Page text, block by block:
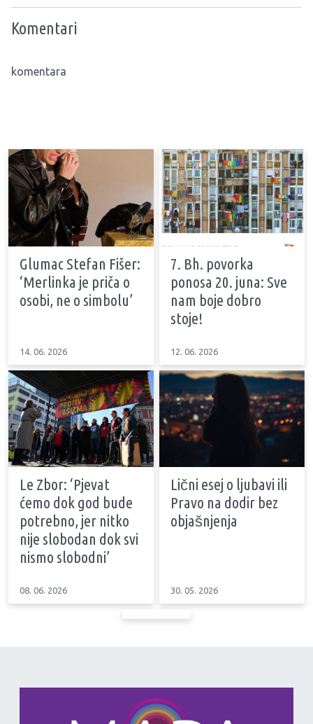
Komentari
komentara
Glumac Stefan Fišer:
‘Merlinka je priča o
osobi, ne o simbolu’
14. 06. 2026
7. Bh. povorka
ponosa 20. juna: Sve
nam boje dobro
stoje!
12. 06. 2026
Le Zbor: ‘Pjevat
ćemo dok god bude
potrebno, jer nitko
nije slobodan dok svi
nismo slobodni’
08. 06. 2026
Lični esej o ljubavi ili
Pravo na dodir bez
objašnjenja
30. 05. 2026